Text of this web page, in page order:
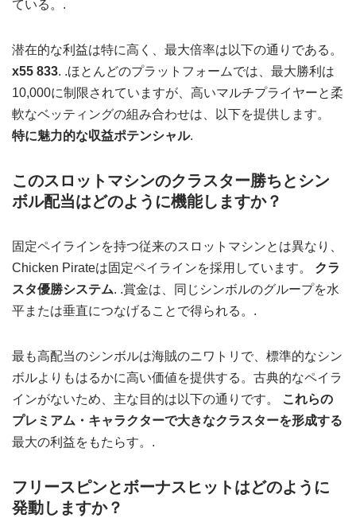
ている。.
潜在的な利益は特に高く、最大倍率は以下の通りである。
x55 833. .ほとんどのプラットフォームでは、最大勝利は
10,000に制限されていますが、高いマルチプライヤーと柔
軟なベッティングの組み合わせは、以下を提供します。
特に魅力的な収益ポテンシャル.
このスロットマシンのクラスター勝ちとシン
ボル配当はどのように機能しますか？
固定ペイラインを持つ従来のスロットマシンとは異なり、
Chicken Pirateは固定ペイラインを採用しています。 クラ
スタ優勝システム. .賞金は、同じシンボルのグループを水
平または垂直につなげることで得られる。.
最も高配当のシンボルは海賊のニワトリで、標準的なシン
ボルよりもはるかに高い価値を提供する。古典的なペイラ
インがないため、主な目的は以下の通りです。
これらの
プレミアム・キャラクターで大きなクラスターを形成する
最大の利益をもたらす。.
フリースピンとボーナスヒットはどのように
発動しますか？